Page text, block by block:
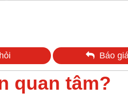
Báo
quan tâm?